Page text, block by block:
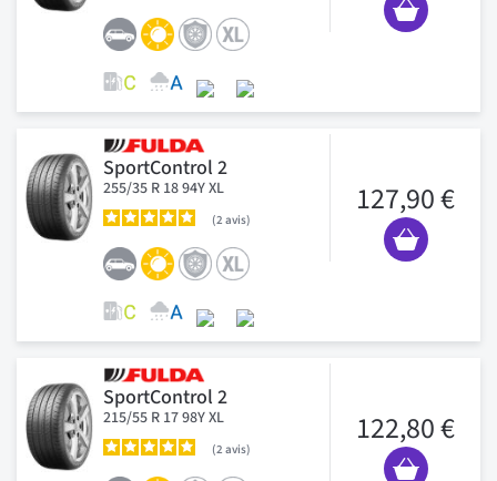
SportControl 2
255/35 R 18 94Y XL
2 avis
127,90 €
SportControl 2
215/55 R 17 98Y XL
2 avis
122,80 €